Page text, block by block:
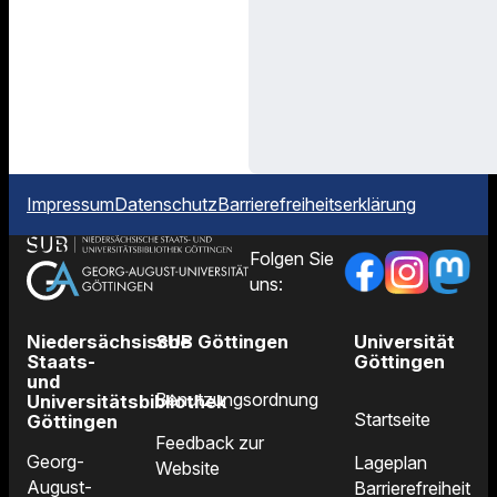
ImpressumDatenschutzBarrierefreiheitserklärung
Folgen Sie
uns:
Niedersächsische
Staats-
und
Universitätsbibliothek
Göttingen
Georg-
August-
SUB Göttingen
Benutzungsordnung
Feedback zur
Website
Universität
Göttingen
Startseite
Lageplan
Barrierefreiheit